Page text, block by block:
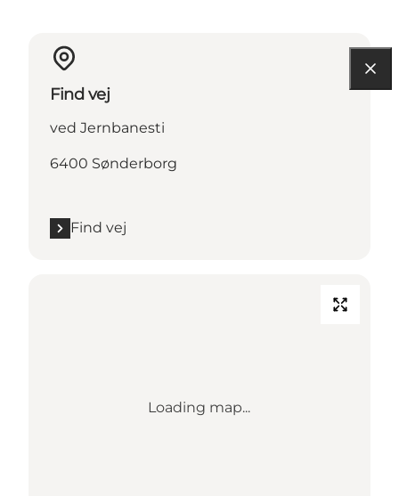
Find vej
ved Jernbanesti
6400 Sønderborg
Find vej
Loading map...